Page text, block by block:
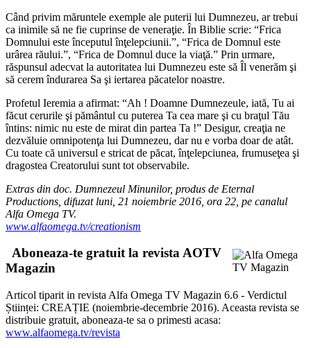
Când privim măruntele exemple ale puterii lui Dumnezeu, ar trebui
ca inimile să ne fie cuprinse de veneraţie. În Biblie scrie: “Frica
Domnului este începutul înţelepciunii.”, “Frica de Domnul este
urârea răului.”, “Frica de Domnul duce la viaţă.” Prin urmare,
răspunsul adecvat la autoritatea lui Dumnezeu este să Îl venerăm şi
să cerem îndurarea Sa şi iertarea păcatelor noastre.
Profetul Ieremia a afirmat: “Ah ! Doamne Dumnezeule, iată, Tu ai
făcut cerurile şi pământul cu puterea Ta cea mare şi cu braţul Tău
întins: nimic nu este de mirat din partea Ta !” Desigur, creaţia ne
dezvăluie omnipotenţa lui Dumnezeu, dar nu e vorba doar de atât.
Cu toate că universul e stricat de păcat, înţelepciunea, frumuseţea şi
dragostea Creatorului sunt tot observabile.
Extras din doc. Dumnezeul Minunilor, produs de Eternal
Productions, difuzat luni, 21 noiembrie 2016, ora 22, pe canalul
Alfa Omega TV.
www.alfaomega.tv/creationism
Aboneaza-te gratuit la revista AOTV
Magazin
Articol tiparit in revista Alfa Omega TV Magazin 6.6 - Verdictul
Științei: CREAȚIE (noiembrie-decembrie 2016). Aceasta revista se
distribuie gratuit, aboneaza-te sa o primesti acasa:
www.alfaomega.tv/revista